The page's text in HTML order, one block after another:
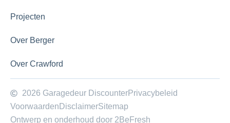
Projecten
Over Berger
Over Crawford
2026 Garagedeur DiscounterPrivacybeleid
Voorwaarden DisclaimerSitemap
Ontwerp en onderhoud door 2BeFresh